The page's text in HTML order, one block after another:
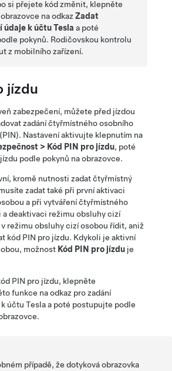
si přejete kód změnit, klepněte
na odkazZadat
údaje k účtu Tesla a poté
pokynů. Rodičovskou kontrolu
z mobilního zařízení.
jízdu
zabezpečení, můžete před jízdou
zadání čtyřmístného osobního
Nastavení aktivujte klepnutím na
> Kód PIN pro jízdu, poté
podle pokynů na obrazovce.
kromě nutnosti zadat čtyřmístný
zadat také při první aktivaci
a při vytváření čtyřmístného
a deaktivaci režimu obsluhy cizí
v režimu obsluhy cizí osobou řídit, aniž
kód PIN pro jízdu. Kdykoli je aktivní
možnost Kód PIN pro jízdu je
PIN pro jízdu, klepněte
funkce na odkaz pro zadání
účtu Tesla a poté postupujte podle
případě, že dotyková obrazovka